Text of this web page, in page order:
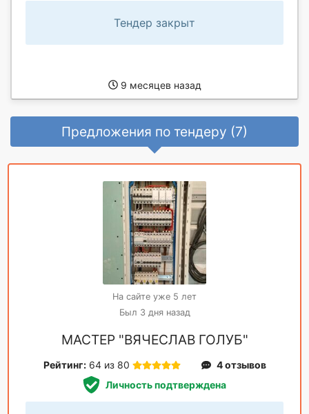
Тендер закрыт
9 месяцев назад
Предложения по тендеру (7)
На сайте уже 5 лет
Был 3 дня назад
МАСТЕР "ВЯЧЕСЛАВ ГОЛУБ"
Рейтинг: 64 из 80
4 отзывов
Личность подтверждена